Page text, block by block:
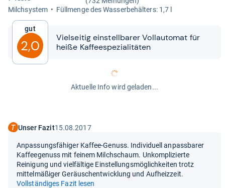
Milch­sys­tem
Füll­menge des Was­ser­be­häl­ters: 1,7 l
Gut
2,0
Viel­sei­tig ein­stell­ba­rer Voll­au­to­mat für
heiße Kaf­fee­s­pe­zia­li­tä­ten
Aktuelle Info wird geladen...
Unser Fazit15.08.2017
Anpassungsfähiger Kaffee-Genuss. Individuell anpassbarer
Kaffeegenuss mit feinem Milchschaum. Unkomplizierte
Reinigung und vielfältige Einstellungsmöglichkeiten trotz
mittelmäßiger Geräuschentwicklung und Aufheizzeit.
Vollständiges Fazit lesen